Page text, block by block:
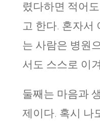
렸다하면 적어
고 한다. 혼자서
는 사람은 병원
서도 스스로 이
둘째는 마음과
제이다. 혹시 나